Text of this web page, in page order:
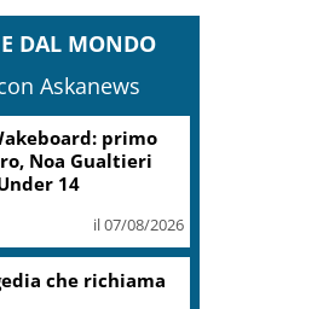
DAL MONDO
Askanews
immediata
trovato punto